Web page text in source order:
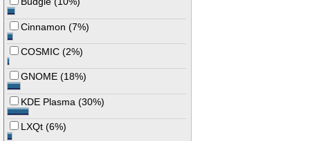
Cinnamon (7%)
COSMIC (2%)
GNOME (18%)
KDE Plasma (30%)
LXQt (6%)